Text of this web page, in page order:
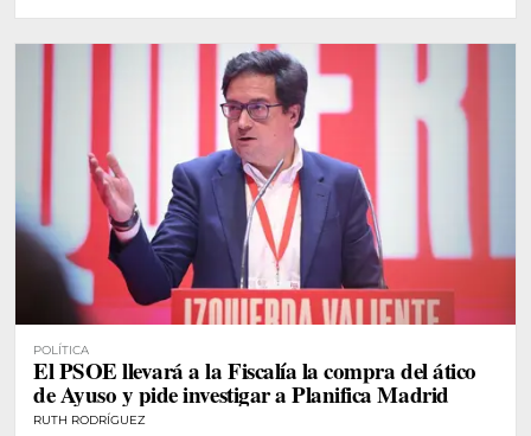
POLÍTICA
El PSOE llevará a la Fiscalía la compra del ático
de Ayuso y pide investigar a Planifica Madrid
RUTH RODRÍGUEZ